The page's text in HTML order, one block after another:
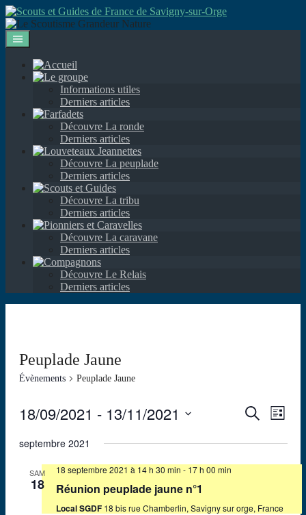
Aller
au
contenu
Informations utiles
Derniers articles
Découvre La ronde
Derniers articles
Découvre La peuplade
Derniers articles
Découvre La tribu
Derniers articles
Découvre La caravane
Derniers articles
Découvre Le Relais
Derniers articles
Peuplade Jaune
Évènements Peuplade Jaune
de
Recherche
vues
Liste
18/09/2021 - 13/11/2021
une
septembre 2021
SAM
18
18 septembre 2021 à 14 h 30 min - 17 h 00 min
Réunion peuplade jaune n°1
Local SGDF 18 bis rue Chamberlin, Savigny sur orge, France